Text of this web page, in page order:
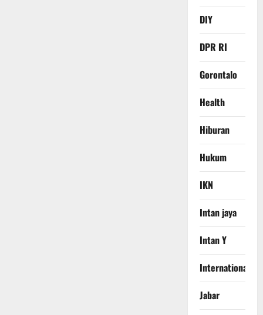
DIY
DPR RI
Gorontalo
Health
Hiburan
Hukum
IKN
Intan jaya
Intan Y
International
Jabar